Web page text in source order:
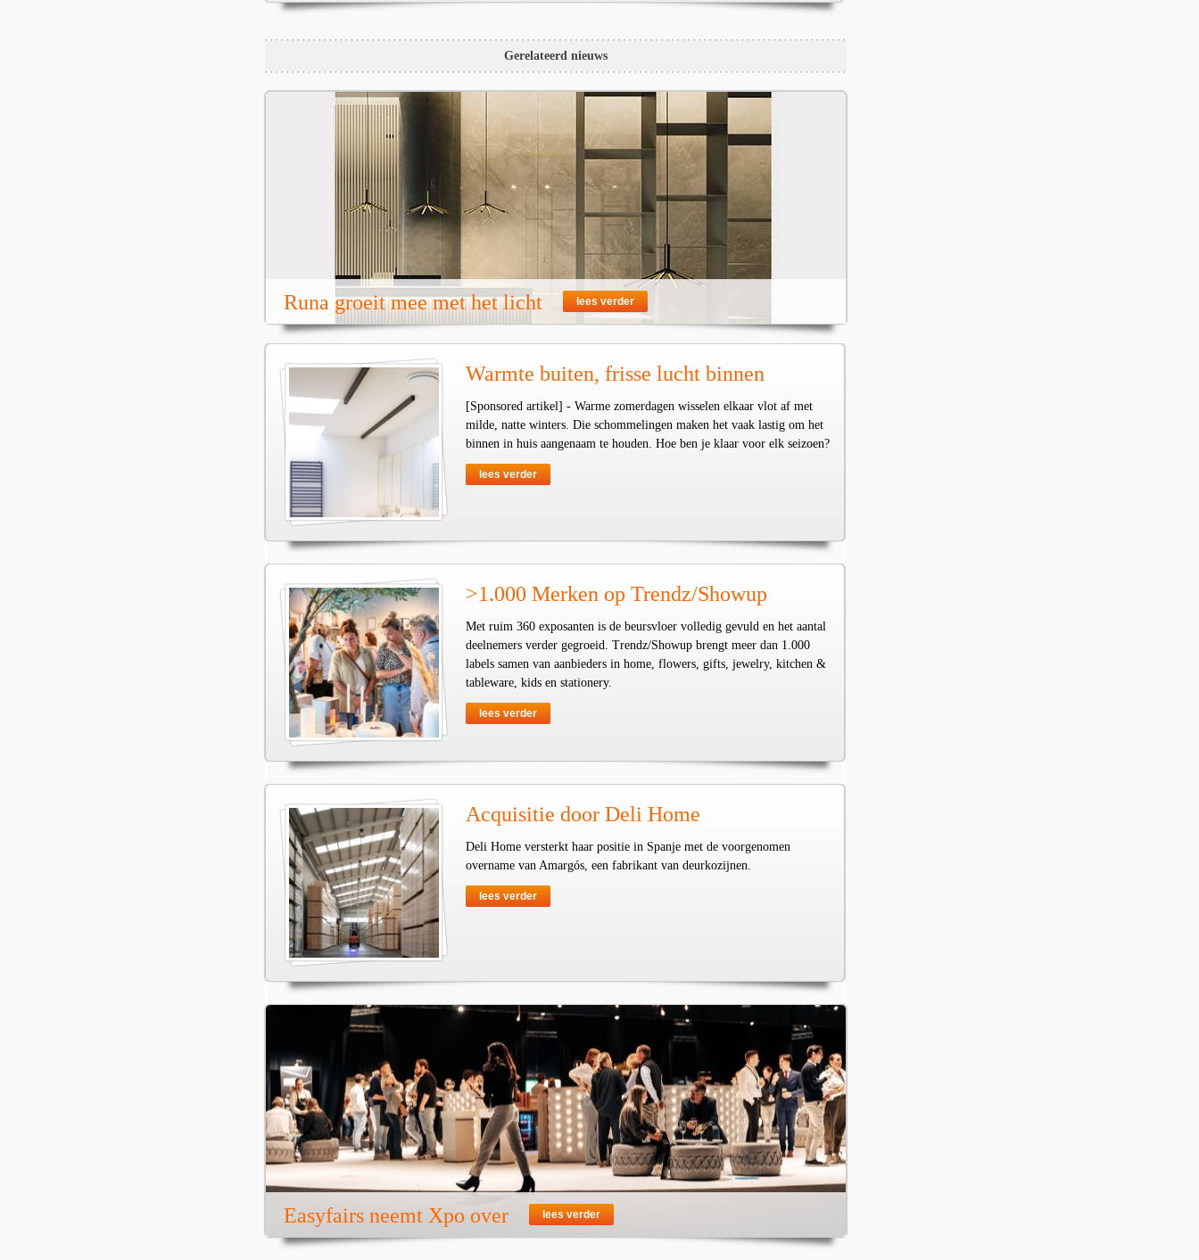
Gerelateerd nieuws
Runa groeit mee met het licht lees verder
Warmte buiten, frisse lucht binnen
[Sponsored artikel] - Warme zomerdagen wisselen elkaar vlot af met
milde, natte winters. Die schommelingen maken het vaak lastig om het
binnen in huis aangenaam te houden. Hoe ben je klaar voor elk seizoen?
lees verder
>1.000 Merken op Trendz/Showup
Met ruim 360 exposanten is de beursvloer volledig gevuld en het aantal
deelnemers verder gegroeid. Trendz/Showup brengt meer dan 1.000
labels samen van aanbieders in home, flowers, gifts, jewelry, kitchen &
tableware, kids en stationery.
lees verder
Acquisitie door Deli Home
Deli Home versterkt haar positie in Spanje met de voorgenomen
overname van Amargós, een fabrikant van deurkozijnen.
lees verder
Easyfairs neemt Xpo over lees verder